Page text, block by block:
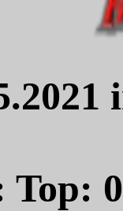
Top: 0